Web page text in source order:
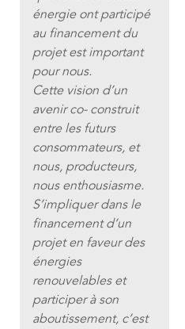
énergie ont participé
au financement du
projet est important
pour nous.
Cette vision d’un
avenir co- construit
entre les futurs
consommateurs, et
nous, producteurs,
nous enthousiasme.
S’impliquer dans le
financement d’un
projet en faveur des
énergies
renouvelables et
participer à son
aboutissement, c’est